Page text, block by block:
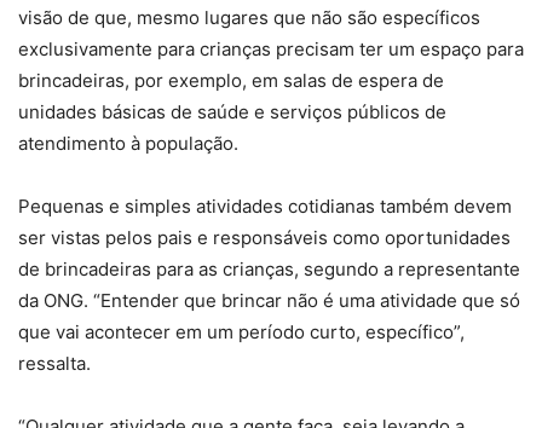
visão de que, mesmo lugares que não são específicos
exclusivamente para crianças precisam ter um espaço para
brincadeiras, por exemplo, em salas de espera de
unidades básicas de saúde e serviços públicos de
atendimento à população.
Pequenas e simples atividades cotidianas também devem
ser vistas pelos pais e responsáveis como oportunidades
de brincadeiras para as crianças, segundo a representante
da ONG. “Entender que brincar não é uma atividade que só
que vai acontecer em um período curto, específico”,
ressalta.